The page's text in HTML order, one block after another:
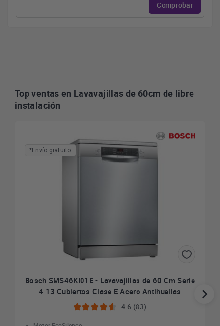
Comprobar
Top ventas en Lavavajillas de 60cm de libre
instalación
*Envío gratuito
Bosch SMS46KI01E - Lavavajillas de 60 Cm Serie
4 13 Cubiertos Clase E Acero Antihuellas
4.6 (83)